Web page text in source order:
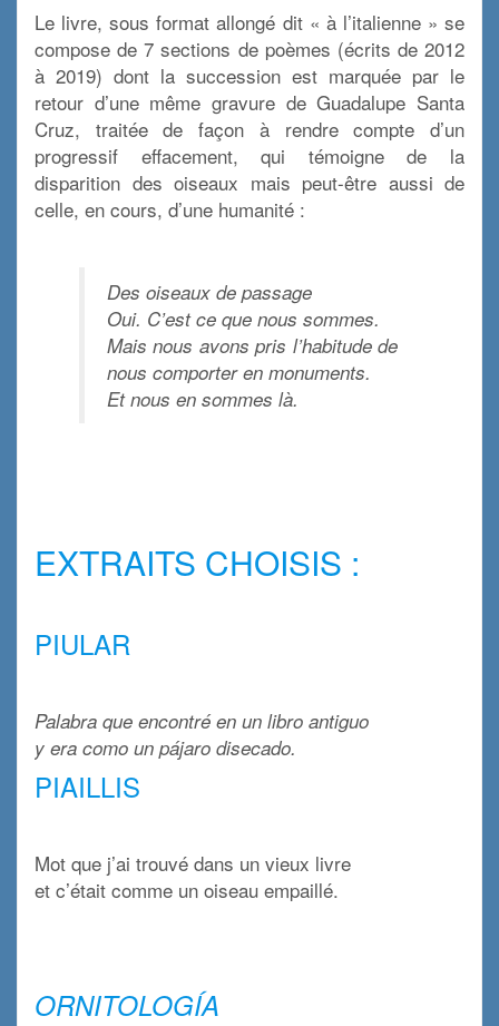
Le livre, sous format allongé dit « à l’italienne » se
compose de 7 sections de poèmes (écrits de 2012
à 2019) dont la succession est marquée par le
retour d’une même gravure de Guadalupe Santa
Cruz, traitée de façon à rendre compte d’un
progressif effacement, qui témoigne de la
disparition des oiseaux mais peut-être aussi de
celle, en cours, d’une humanité :
Des oiseaux de passage
Oui. C’est ce que nous sommes.
Mais nous avons pris l’habitude de
nous comporter en monuments.
Et nous en sommes là.
EXTRAITS CHOISIS :
PIULAR
Palabra que encontré en un libro antiguo
y era como un pájaro disecado.
PIAILLIS
Mot que j’ai trouvé dans un vieux livre
et c’était comme un oiseau empaillé.
ORNITOLOGÍA